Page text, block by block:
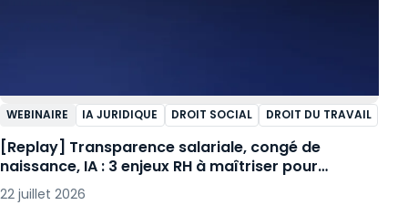
WEBINAIRE IA JURIDIQUE DROIT SOCIAL DROIT DU TRAVAIL
[Replay] Transparence salariale, congé de
naissance, IA : 3 enjeux RH à maîtriser pour
embarquer votre direction
22 juillet 2026